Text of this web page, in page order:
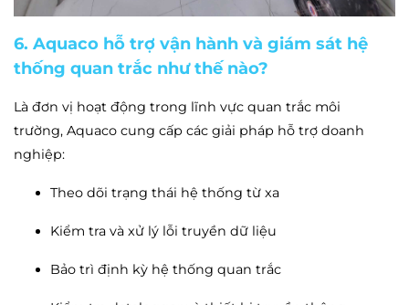
6. Aquaco hỗ trợ vận hành và giám sát hệ
thống quan trắc như thế nào?
Là đơn vị hoạt động trong lĩnh vực quan trắc môi
trường, Aquaco cung cấp các giải pháp hỗ trợ doanh
nghiệp:
Theo dõi trạng thái hệ thống từ xa
Kiểm tra và xử lý lỗi truyền dữ liệu
Bảo trì định kỳ hệ thống quan trắc